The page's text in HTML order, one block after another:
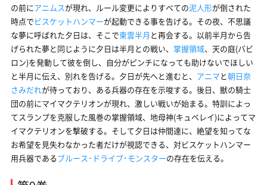
の前にアニムスが現れ、ルール変更によりすべての泥人形が倒された
時点でビスケットハンマーが起動できる事を告げる。その夜、不思議
な夢に呼ばれた夕日は、そこで東雲半月 と再会する。以前半月から告
げられた夢と同じように夕日は半月との戦い、 掌握領域、天の庭(バビ
ロン)を発動して彼を倒し、自分がピンチになっても助けないでほしい
と半月に伝え、別れを告げる。夕日が先へと進むと、 アニマと朝日奈
さみだれが待っており、ある兵器の存在を示唆する。後日、獣の騎士
団の前にマイマクテリオンが現れ、激しい戦いが始まる。特訓によっ
てスランプを克服した風巻の掌握領域、地母神(キュベレイ)によってマ
イマクテリオンを撃破する。そして夕日は仲間達に、絶望を知ってな
お希望を見失わなかった者だけが視認できる、対ビスケットハンマー
用兵器であるブルース･ドライブ･モンスターの存在を伝える。